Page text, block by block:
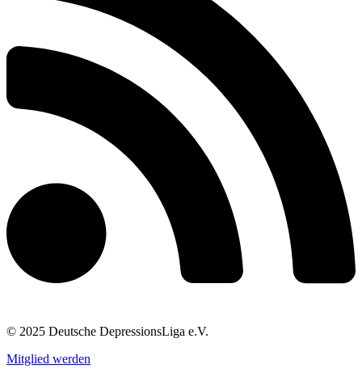
© 2025 Deutsche DepressionsLiga e.V.
Mitglied werden